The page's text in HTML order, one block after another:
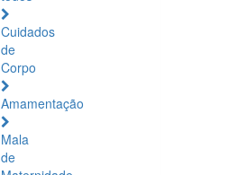
Cuidados
de
Corpo
Amamentação
Mala
de